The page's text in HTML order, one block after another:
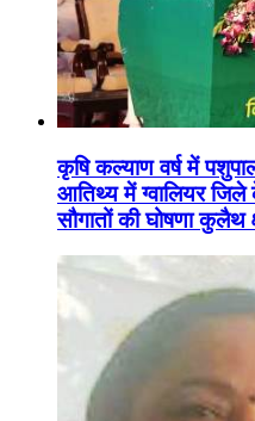
कृषि कल्याण वर्ष में
आतिथ्य में ग्वालियर
सौगातों की घोषणा कुलैथ